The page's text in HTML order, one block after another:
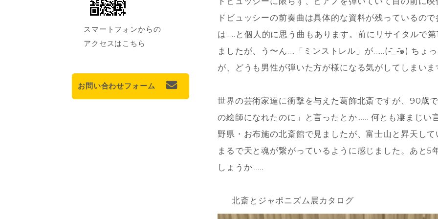
ドビュッシーの前奏曲は具体的な資料が残っているの
は.....と個人的に思う曲もあります。前にリサイタルで
ましたが、う〜ん....「ミンストレル」が......(-᷅_-᷄๑) ちょ
が、どうも男性が弾いた方が様になる気がしてしまいま
世界の芸術家達に衝撃を与えた葛飾北斎ですが、90歳
の絵師になれたのに」と言ったとか...... 何とも凄まじ
野県・お布施の北斎館で見ましたが、富士山と昇天し
まるで天と魂が繋がっているように感じました。あと
しょうか......
北斎とジャポニズム展カタログ
スマートフォンからの
アクセスはこちら
お問い合わせフォーム